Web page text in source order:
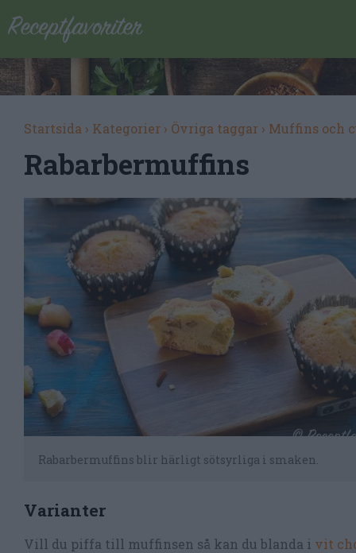
Startsida › Kategorier › Övriga taggar › Muffins och
Rabarbermuffins
Rabarbermuffins blir härligt sötsyrliga i smaken.
Varianter
Vill du piffa till muffinsen så kan du blanda i vit